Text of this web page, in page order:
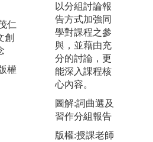
仁
創
權
學生賞鑑各類
文體之能力。
圖解:美國萊斯
大學錢南秀教
授分析詩的旨
趣
版權:本系所有
以分組討論報
告方式加強同
學對課程之參
與，並藉由充
分的討論，更
能深入課程核
心內容。
圖解:詞曲選及
習作分組報告
版權:授課老師